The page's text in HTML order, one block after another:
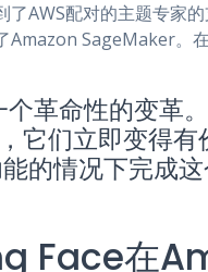
AWS配对的主题专家
SageMaker。
革命性的变革
它们立即变得有
的情况下完成这
Face在